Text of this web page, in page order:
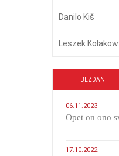
Danilo Kiš
Leszek
BEZDAN
06.11.2023
​Opet on ono
17.10.2022